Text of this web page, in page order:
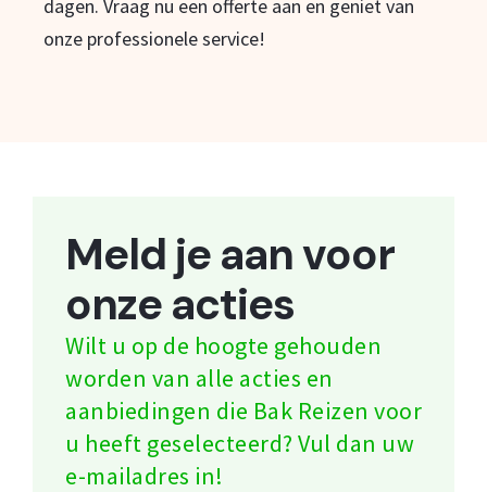
dagen. Vraag nu een offerte aan en geniet van
onze professionele service!
Meld je aan voor
onze acties
Wilt u op de hoogte gehouden
worden van alle acties en
aanbiedingen die Bak Reizen voor
u heeft geselecteerd? Vul dan uw
e-mailadres in!